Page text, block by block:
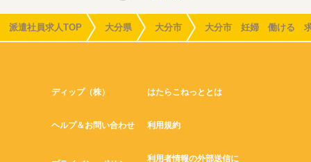
派遣社員求人TOP 大分県 大分市 大分市 妊婦 働ける 求
ディップ（株） はたらこねっととは
ヘルプ＆お問い合わせ 利用規約
利用者情報の外部送信に